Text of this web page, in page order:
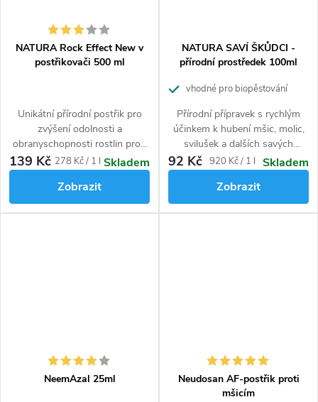
NATURA Rock Effect New v
postřikovači 500 ml
Unikátní přírodní postřik pro
zvýšení odolnosti a
obranyschopnosti rostlin proti
škůdcům (mšice, molice,
svilušky, třásněnky, puklice i
vlnatky) a všem druhům padlí.
139 Kč Měrná
278 Kč / 1 l Skladem
Zobrazit
NATURA SAVÍ ŠKŮDCI -
přírodní prostředek 100ml
vhodné pro biopěstování
Přírodní přípravek s rychlým
účinkem k hubení mšic, molic,
svilušek a dalších savých
škůdců na zelenině, ovoci,
okrasných a zahradních
rostlinách. Vhodný pro
ekologické pěstování.
92 Kč Měrná
920 Kč / 1 l
Skladem
Zobrazit
NeemAzal 25ml
Neudosan AF-postřik proti
mšicím